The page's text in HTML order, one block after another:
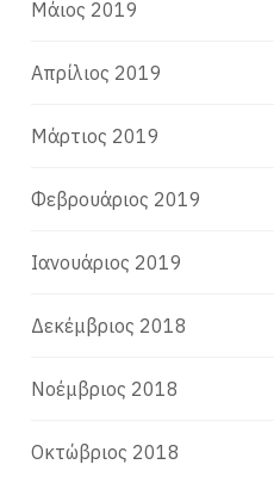
Μάιος 2019
Απρίλιος 2019
Μάρτιος 2019
Φεβρουάριος 2019
Ιανουάριος 2019
Δεκέμβριος 2018
Νοέμβριος 2018
Οκτώβριος 2018